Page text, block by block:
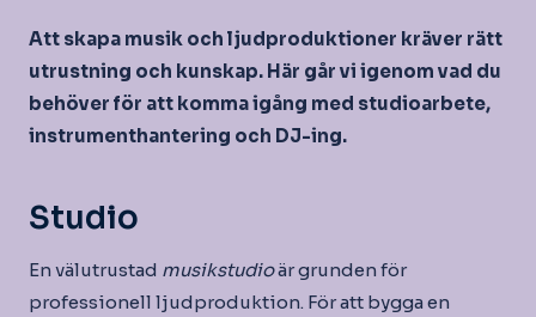
Att skapa musik och ljudproduktioner kräver rätt
utrustning och kunskap. Här går vi igenom vad du
behöver för att komma igång med studioarbete,
instrumenthantering och DJ-ing.
Studio
En välutrustad musikstudioär grunden för
professionell ljudproduktion. För att bygga en